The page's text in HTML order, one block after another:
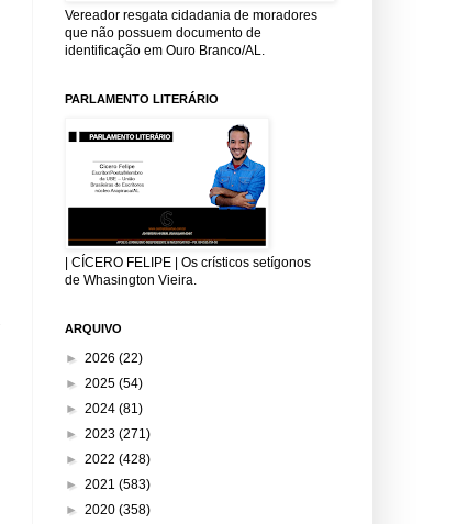
Vereador resgata cidadania de moradores
que não possuem documento de
identificação em Ouro Branco/AL.
PARLAMENTO LITERÁRIO
| CÍCERO FELIPE | Os crísticos setígonos
de Whasington Vieira.
ARQUIVO
► 2026 (22)
► 2025 (54)
► 2024 (81)
► 2023 (271)
► 2022 (428)
► 2021 (583)
► 2020 (358)